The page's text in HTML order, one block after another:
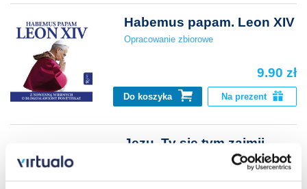
Habemus papam. Leon XIV
Opracowanie zbiorowe
9.90 zł
Do koszyka Na prezent
Jezu, Ty się tym zajmij.
Ojciec Dolindo Ruotolo